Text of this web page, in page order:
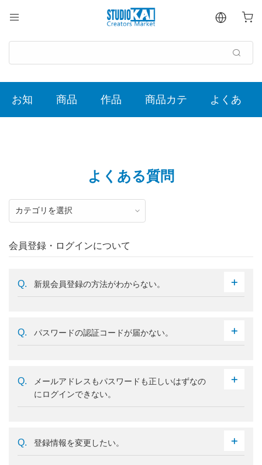
よくある質問
会員登録・ログインについて
新規会員登録の方法がわからない。
パスワードの認証コードが届かない。
メールアドレスもパスワードも正しいはずなの
にログインできない。
登録情報を変更したい。